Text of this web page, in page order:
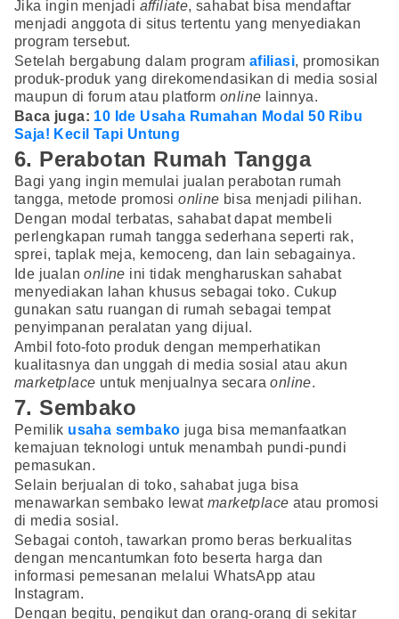
Jika ingin menjadi affiliate, sahabat bisa mendaftar
menjadi anggota di situs tertentu yang menyediakan
program tersebut.
Setelah bergabung dalam program afiliasi, promosikan
produk-produk yang direkomendasikan di media sosial
maupun di forum atau platform online lainnya.
Baca juga: 10 Ide Usaha Rumahan Modal 50 Ribu
Saja! Kecil Tapi Untung
6. Perabotan Rumah Tangga
Bagi yang ingin memulai jualan perabotan rumah
tangga, metode promosionline bisa menjadi pilihan.
Dengan modal terbatas, sahabat dapat membeli
perlengkapan rumah tangga sederhana seperti rak,
sprei, taplak meja, kemoceng, dan lain sebagainya.
Ide jualanonline ini tidak mengharuskan sahabat
menyediakan lahan khusus sebagai toko. Cukup
gunakan satu ruangan di rumah sebagai tempat
penyimpanan peralatan yang dijual.
Ambil foto-foto produk dengan memperhatikan
kualitasnya dan unggah di media sosial atau akun
marketplace untuk menjualnya secaraonline.
7. Sembako
Pemilik usaha sembako juga bisa memanfaatkan
kemajuan teknologi untuk menambah pundi-pundi
pemasukan.
Selain berjualan di toko, sahabat juga bisa
menawarkan sembako lewat marketplace atau promosi
di media sosial.
Sebagai contoh, tawarkan promo beras berkualitas
dengan mencantumkan foto beserta harga dan
informasi pemesanan melalui WhatsApp atau
Instagram.
Dengan begitu, pengikut dan orang-orang di sekitar